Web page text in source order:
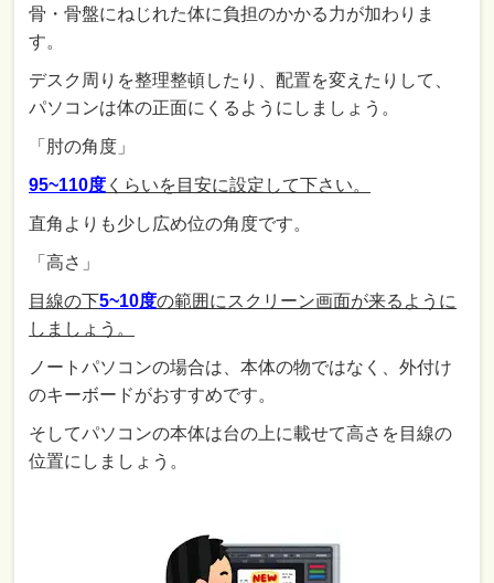
骨・骨盤にねじれた体に負担のかかる力が加わりま
す。
デスク周りを整理整頓したり、配置を変えたりして、
パソコンは体の正面にくるようにしましょう。
「肘の角度」
95~110度 くらいを目安に設定して下さい。
直角よりも少し広め位の角度です。
「高さ」
目線の下5~10度の範囲にスクリーン画面が来るように
しましょう。
ノートパソコンの場合は、本体の物ではなく、外付け
のキーボードがおすすめです。
そしてパソコンの本体は台の上に載せて高さを目線の
位置にしましょう。